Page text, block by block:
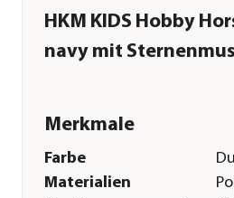
HKM KIDS Hobby
navy mit
Merkmale
Farbe
Materialien